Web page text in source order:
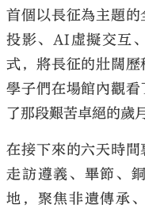
首個以長征為主題
投影、AI虛擬交互
式，將長征的壯闊歷
學子們在場館內觀
了那段艱苦卓絕的歲月
在接下來的六天時間
走訪遵義、畢節、
地，聚焦非遺傳承